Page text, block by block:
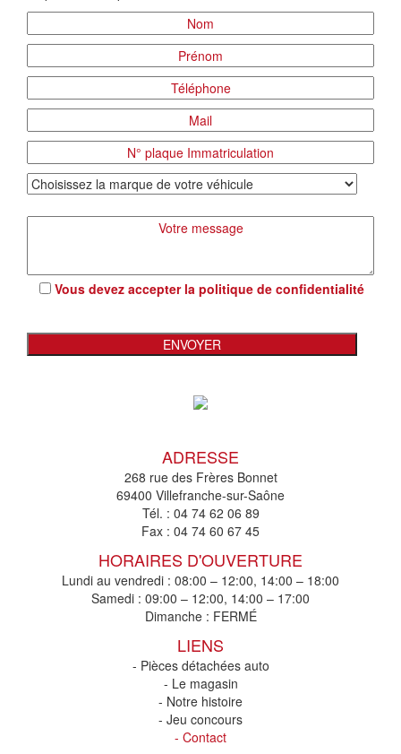
Vous devez accepter la politique de confidentialité
ADRESSE
268 rue des Frères Bonnet
69400 Villefranche-sur-Saône
Tél. : 04 74 62 06 89
Fax : 04 74 60 67 45
HORAIRES D'OUVERTURE
Lundi au vendredi : 08:00 – 12:00, 14:00 – 18:00
Samedi : 09:00 – 12:00, 14:00 – 17:00
Dimanche : FERMÉ
LIENS
- Pièces détachées auto
- Le magasin
- Notre histoire
- Jeu concours
- Contact